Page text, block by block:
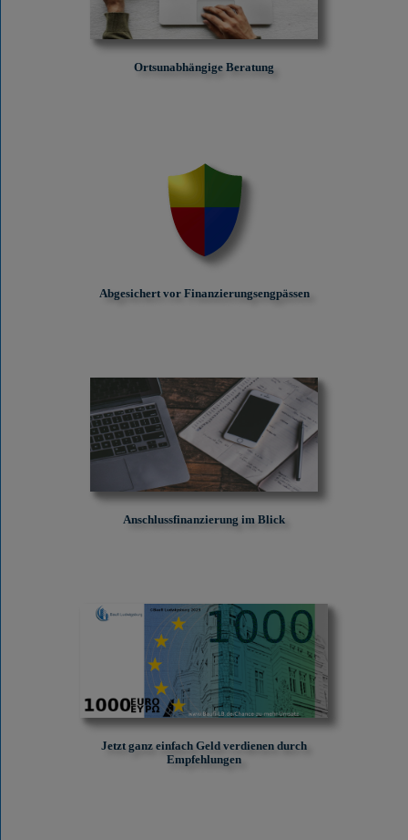
Ortsunabhängige Beratung
Abgesichert vor Finanzierungs­engpässen
Anschlussfinanzierung im Blick
Jetzt ganz einfach Geld verdienen durch
Empfehlungen